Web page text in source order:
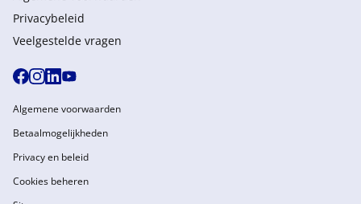
Privacybeleid
Veelgestelde vragen
Algemene voorwaarden
Betaalmogelijkheden
Privacy en beleid
Cookies beheren